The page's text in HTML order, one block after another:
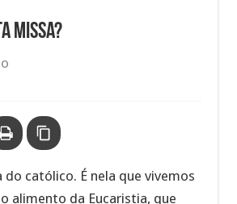
Missa?
do católico. É nela que vivemos
alimento da Eucaristia, que